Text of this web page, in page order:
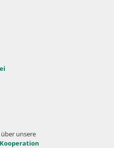
unsere
Kooperation